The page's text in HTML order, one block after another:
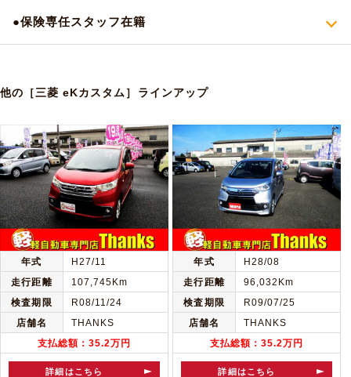
●保険専任スタッフ在籍
他の［三菱 eKカスタム］ラインアップ
年式
H27/11
走行距離
107,745Km
検査期限
R08/11/24
店舗名
THANKS
支払総額：35.2万円
詳細はこちら
年式
H28/08
走行距離
96,032Km
検査期限
R09/07/25
店舗名
THANKS
支払総額：35.2万円
詳細はこちら